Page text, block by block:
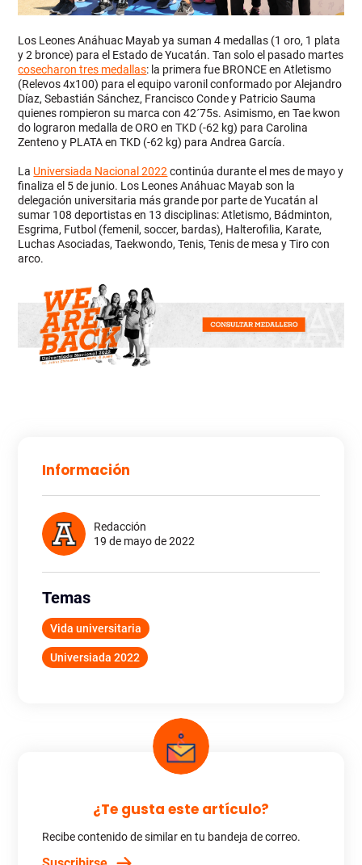
Los Leones Anáhuac Mayab ya suman 4 medallas (1 oro, 1 plata
y 2 bronce) para el Estado de Yucatán. Tan solo el pasado martes
cosecharon tres medallas: la primera fue BRONCE en Atletismo
(Relevos 4x100) para el equipo varonil conformado por Alejandro
Díaz, Sebastián Sánchez, Francisco Conde y Patricio Sauma
quienes rompieron su marca con 42´75s. Asimismo, en Tae kwon
do lograron medalla de ORO en TKD (-62 kg) para Carolina
Zenteno y PLATA en TKD (-62 kg) para Andrea García.
La Universiada Nacional 2022 continúa durante el mes de mayo y
finaliza el 5 de junio. Los Leones Anáhuac Mayab son la
delegación universitaria más grande por parte de Yucatán al
sumar 108 deportistas en 13 disciplinas: Atletismo, Bádminton,
Esgrima, Futbol (femenil, soccer, bardas), Halterofilia, Karate,
Luchas Asociadas, Taekwondo, Tenis, Tenis de mesa y Tiro con
arco.
Información
Redacción
19 de mayo de 2022
Temas
Vida universitaria
Universiada 2022
¿Te gusta este artículo?
Recibe contenido de similar en tu bandeja de correo.